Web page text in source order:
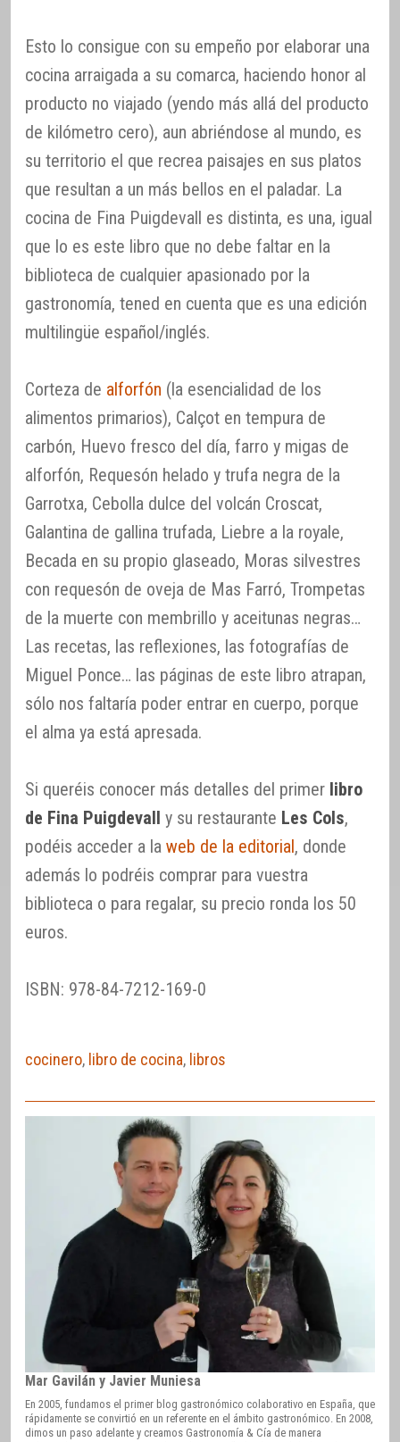
Esto lo consigue con su empeño por elaborar una
cocina arraigada a su comarca, haciendo honor al
producto no viajado (yendo más allá del producto
de kilómetro cero), aun abriéndose al mundo, es
su territorio el que recrea paisajes en sus platos
que resultan a un más bellos en el paladar. La
cocina de Fina Puigdevall es distinta, es una, igual
que lo es este libro que no debe faltar en la
biblioteca de cualquier apasionado por la
gastronomía, tened en cuenta que es una edición
multilingüe español/inglés.
Corteza de alforfón (la esencialidad de los
alimentos primarios), Calçot en tempura de
carbón, Huevo fresco del día, farro y migas de
alforfón, Requesón helado y trufa negra de la
Garrotxa, Cebolla dulce del volcán Croscat,
Galantina de gallina trufada, Liebre a la royale,
Becada en su propio glaseado, Moras silvestres
con requesón de oveja de Mas Farró, Trompetas
de la muerte con membrillo y aceitunas negras…
Las recetas, las reflexiones, las fotografías de
Miguel Ponce… las páginas de este libro atrapan,
sólo nos faltaría poder entrar en cuerpo, porque
el alma ya está apresada.
Si queréis conocer más detalles del primer libro
de Fina Puigdevall y su restaurante Les Cols,
podéis acceder a la web de la editorial, donde
además lo podréis comprar para vuestra
biblioteca o para regalar, su precio ronda los 50
euros.
ISBN: 978-84-7212-169-0
cocinero, libro de cocina, libros
Mar Gavilán y Javier Muniesa
En 2005, fundamos el primer blog gastronómico colaborativo en España, que
rápidamente se convirtió en un referente en el ámbito gastronómico. En 2008,
dimos un paso adelante y creamos Gastronomía & Cía de manera